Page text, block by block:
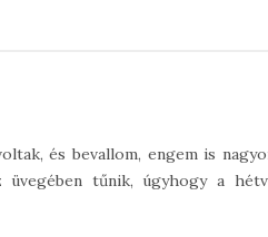
és bevallom, engem is
tűnik, úgyhogy a